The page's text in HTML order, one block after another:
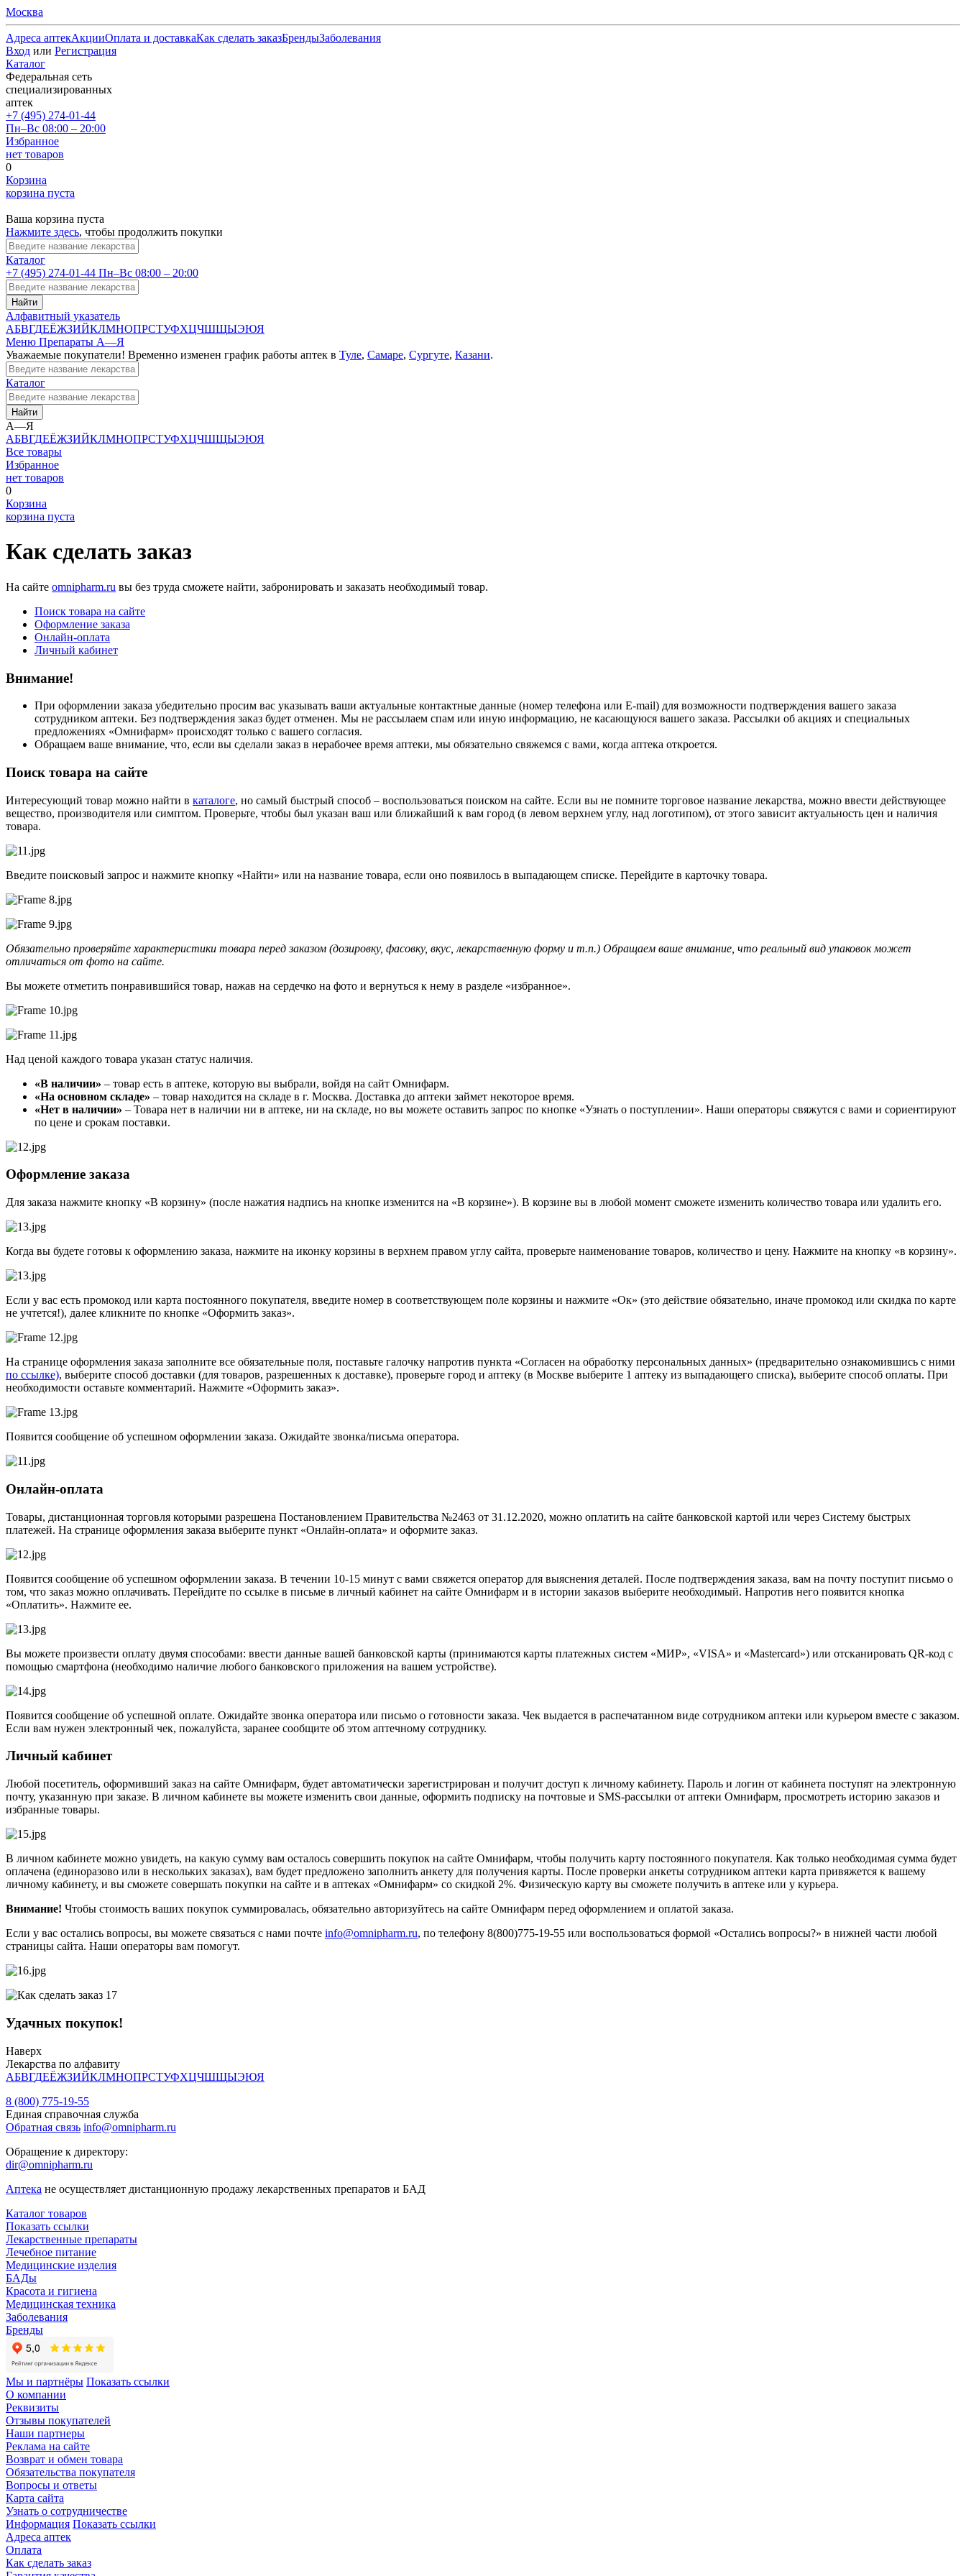
Москва
Адреса аптекАкцииОплата и доставкаКак сделать заказБрендыЗаболевания
Вход или Регистрация
Каталог
Федеральная сеть
специализированных
аптек
+7 (495) 274-01-44
Пн–Вс 08:00 – 20:00
Избранное
нет товаров
0
Корзина
корзина пуста
Ваша корзина пуста
Нажмите здесь, чтобы продолжить покупки
Каталог
+7 (495) 274-01-44 Пн–Вс 08:00 – 20:00
Найти
Алфавитный указатель
АБВГДЕЁЖЗИЙКЛМНОПРСТУФХЦЧШЩЫЭЮЯ
Меню Препараты А—Я
Уважаемые покупатели! Временно изменен график работы аптек в Туле, Самаре, Сургуте, Казани.
Каталог
Найти
А—Я
АБВГДЕЁЖЗИЙКЛМНОПРСТУФХЦЧШЩЫЭЮЯ
Все товары
Избранное
нет товаров
0
Корзина
корзина пуста
Как сделать заказ
На сайте omnipharm.ru вы без труда сможете найти, забронировать и заказать необходимый товар.
Поиск товара на сайте
Оформление заказа
Онлайн-оплата
Личный кабинет
Внимание!
При оформлении заказа убедительно просим вас указывать ваши актуальные контактные данные (номер телефона или Е-mail) для возможности подтверждения вашего заказа
сотрудником аптеки. Без подтверждения заказ будет отменен. Мы не рассылаем спам или иную информацию, не касающуюся вашего заказа. Рассылки об акциях и специальных
предложениях «Омнифарм» происходят только с вашего согласия.
Обращаем ваше внимание, что, если вы сделали заказ в нерабочее время аптеки, мы обязательно свяжемся с вами, когда аптека откроется.
Поиск товара на сайте
Интересующий товар можно найти в каталоге, но самый быстрый способ – воспользоваться поиском на сайте. Если вы не помните торговое название лекарства, можно ввести действующее
вещество, производителя или симптом. Проверьте, чтобы был указан ваш или ближайший к вам город (в левом верхнем углу, над логотипом), от этого зависит актуальность цен и наличия
товара.
Введите поисковый запрос и нажмите кнопку «Найти» или на название товара, если оно появилось в выпадающем списке. Перейдите в карточку товара.
Обязательно проверяйте характеристики товара перед заказом (дозировку, фасовку, вкус, лекарственную форму и т.п.) Обращаем ваше внимание, что реальный вид упаковок может
отличаться от фото на сайте.
Вы можете отметить понравившийся товар, нажав на сердечко на фото и вернуться к нему в разделе «избранное».
Над ценой каждого товара указан статус наличия.
«В наличии» – товар есть в аптеке, которую вы выбрали, войдя на сайт Омнифарм.
«На основном складе» – товар находится на складе в г. Москва. Доставка до аптеки займет некоторое время.
«Нет в наличии» – Товара нет в наличии ни в аптеке, ни на складе, но вы можете оставить запрос по кнопке «Узнать о поступлении». Наши операторы свяжутся с вами и сориентируют
по цене и срокам поставки.
Оформление заказа
Для заказа нажмите кнопку «В корзину» (после нажатия надпись на кнопке изменится на «В корзине»). В корзине вы в любой момент сможете изменить количество товара или удалить его.
Когда вы будете готовы к оформлению заказа, нажмите на иконку корзины в верхнем правом углу сайта, проверьте наименование товаров, количество и цену. Нажмите на кнопку «в корзину».
Если у вас есть промокод или карта постоянного покупателя, введите номер в соответствующем поле корзины и нажмите «Ок» (это действие обязательно, иначе промокод или скидка по карте
не учтется!), далее кликните по кнопке «Оформить заказ».
На странице оформления заказа заполните все обязательные поля, поставьте галочку напротив пункта «Согласен на обработку персональных данных» (предварительно ознакомившись с ними
по ссылке), выберите способ доставки (для товаров, разрешенных к доставке), проверьте город и аптеку (в Москве выберите 1 аптеку из выпадающего списка), выберите способ оплаты. При
необходимости оставьте комментарий. Нажмите «Оформить заказ».
Появится сообщение об успешном оформлении заказа. Ожидайте звонка/письма оператора.
Онлайн-оплата
Товары, дистанционная торговля которыми разрешена Постановлением Правительства №2463 от 31.12.2020, можно оплатить на сайте банковской картой или через Систему быстрых
платежей. На странице оформления заказа выберите пункт «Онлайн-оплата» и оформите заказ.
Появится сообщение об успешном оформлении заказа. В течении 10-15 минут с вами свяжется оператор для выяснения деталей. После подтверждения заказа, вам на почту поступит письмо о
том, что заказ можно оплачивать. Перейдите по ссылке в письме в личный кабинет на сайте Омнифарм и в истории заказов выберите необходимый. Напротив него появится кнопка
«Оплатить». Нажмите ее.
Вы можете произвести оплату двумя способами: ввести данные вашей банковской карты (принимаются карты платежных систем «МИР», «VISA» и «Mastercard») или отсканировать QR-код с
помощью смартфона (необходимо наличие любого банковского приложения на вашем устройстве).
Появится сообщение об успешной оплате. Ожидайте звонка оператора или письмо о готовности заказа. Чек выдается в распечатанном виде сотрудником аптеки или курьером вместе с заказом.
Если вам нужен электронный чек, пожалуйста, заранее сообщите об этом аптечному сотруднику.
Личный кабинет
Любой посетитель, оформивший заказ на сайте Омнифарм, будет автоматически зарегистрирован и получит доступ к личному кабинету. Пароль и логин от кабинета поступят на электронную
почту, указанную при заказе. В личном кабинете вы можете изменить свои данные, оформить подписку на почтовые и SMS-рассылки от аптеки Омнифарм, просмотреть историю заказов и
избранные товары.
В личном кабинете можно увидеть, на какую сумму вам осталось совершить покупок на сайте Омнифарм, чтобы получить карту постоянного покупателя. Как только необходимая сумма будет
оплачена (единоразово или в нескольких заказах), вам будет предложено заполнить анкету для получения карты. После проверки анкеты сотрудником аптеки карта привяжется к вашему
личному кабинету, и вы сможете совершать покупки на сайте и в аптеках «Омнифарм» со скидкой 2%. Физическую карту вы сможете получить в аптеке или у курьера.
Внимание! Чтобы стоимость ваших покупок суммировалась, обязательно авторизуйтесь на сайте Омнифарм перед оформлением и оплатой заказа.
Если у вас остались вопросы, вы можете связаться с нами почте info@omnipharm.ru, по телефону 8(800)775-19-55 или воспользоваться формой «Остались вопросы?» в нижней части любой
страницы сайта. Наши операторы вам помогут.
Удачных покупок!
Наверх
Лекарства по алфавиту
АБВГДЕЁЖЗИЙКЛМНОПРСТУФХЦЧШЩЫЭЮЯ
8 (800) 775-19-55
Единая справочная служба
Обратная связь info@omnipharm.ru
Обращение к директору:
dir@omnipharm.ru
Аптека не осуществляет дистанционную продажу лекарственных препаратов и БАД
Каталог товаров
Показать ссылки
Лекарственные препараты
Лечебное питание
Медицинские изделия
БАДы
Красота и гигиена
Медицинская техника
Заболевания
Бренды
Мы и партнёры Показать ссылки
О компании
Реквизиты
Отзывы покупателей
Наши партнеры
Реклама на сайте
Возврат и обмен товара
Обязательства покупателя
Вопросы и ответы
Карта сайта
Узнать о сотрудничестве
Информация Показать ссылки
Адреса аптек
Оплата
Как сделать заказ